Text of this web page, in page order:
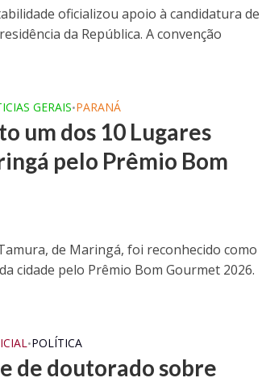
oficializou apoio à candidatura de
da República. A convenção
GERAIS•PARANÁ
um dos 10 Lugares
pelo Prêmio Bom
de Maringá, foi reconhecido como
cidade pelo Prêmio Bom Gourmet 2026.
•POLÍTICA
de doutorado sobre